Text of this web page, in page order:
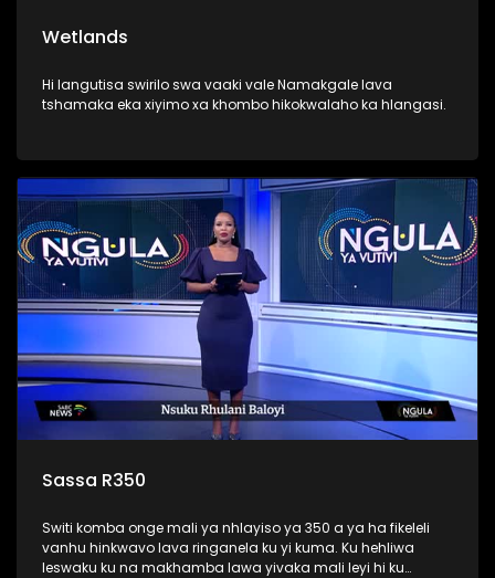
Wetlands
Hi langutisa swirilo swa vaaki vale Namakgale lava
tshamaka eka xiyimo xa khombo hikokwalaho ka hlangasi.
Sassa R350
Switi komba onge mali ya nhlayiso ya 350 a ya ha fikeleli
vanhu hinkwavo lava ringanela ku yi kuma. Ku hehliwa
leswaku ku na makhamba lawa yivaka mali leyi hi ku